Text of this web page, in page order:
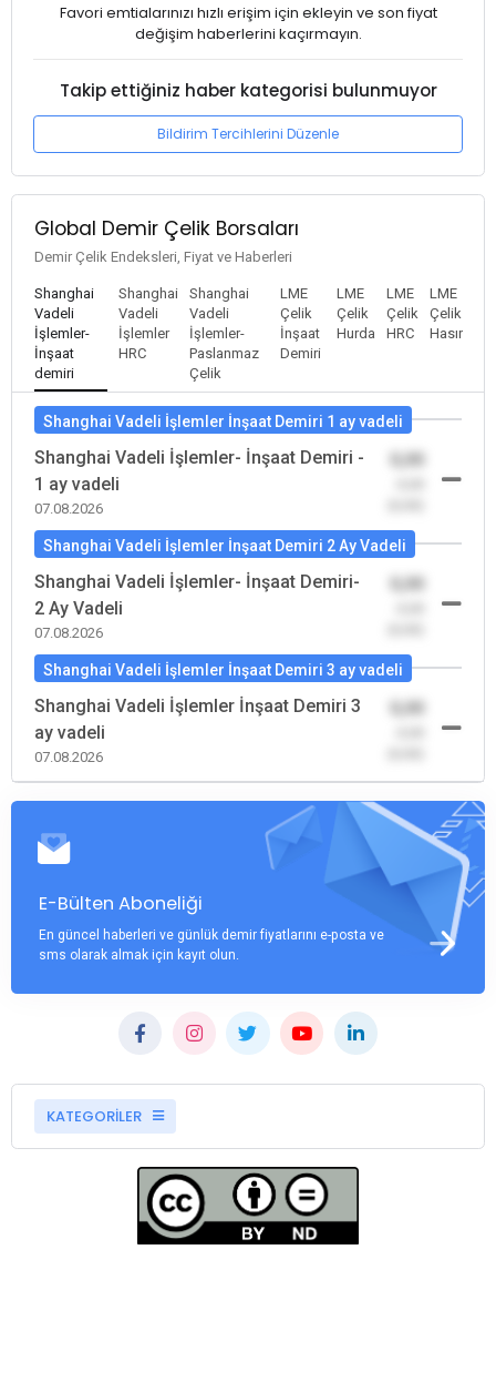
Favori emtialarınızı hızlı erişim için ekleyin ve son fiyat
değişim haberlerini kaçırmayın.
Takip ettiğiniz haber kategorisi bulunmuyor
Bildirim Tercihlerini Düzenle
Global Demir Çelik Borsaları
Demir Çelik Endeksleri, Fiyat ve Haberleri
Shanghai
Vadeli
İşlemler-
İnşaat
demiri
Shanghai
Vadeli
İşlemler
HRC
Shanghai
Vadeli
İşlemler-
Paslanmaz
Çelik
LME
Çelik
İnşaat
Demiri
LME
Çelik
Hurda
LME
Çelik
HRC
LME
Çelik
Hasır
Shanghai Vadeli İşlemler İnşaat Demiri 1 ay vadeli
Shanghai Vadeli İşlemler- İnşaat Demiri -
1 ay vadeli
07.08.2026
Shanghai Vadeli İşlemler İnşaat Demiri 2 Ay Vadeli
Shanghai Vadeli İşlemler- İnşaat Demiri-
2 Ay Vadeli
07.08.2026
Shanghai Vadeli İşlemler İnşaat Demiri 3 ay vadeli
Shanghai Vadeli İşlemler İnşaat Demiri 3
ay vadeli
07.08.2026
E-Bülten Aboneliği
En güncel haberleri ve günlük demir fiyatlarını e-posta ve
sms olarak almak için kayıt olun.
KATEGORİLER